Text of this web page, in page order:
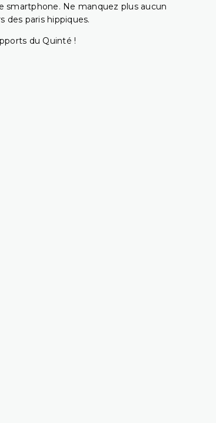
Ne manquez plus aucun
des paris hippiques.
du Quinté !